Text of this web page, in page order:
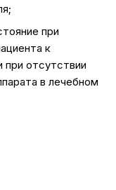
при
к
при отсутствии
в лечебном